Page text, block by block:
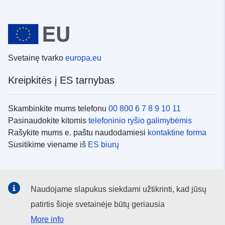
Svetainę tvarko europa.eu
Kreipkitės į ES tarnybas
Skambinkite mums telefonu 00 800 6 7 8 9 10 11
Pasinaudokite kitomis telefoninio ryšio galimybėmis
Rašykite mums e. paštu naudodamiesi kontaktine forma
Susitikime viename iš ES biurų
socialinių tinklų kanalai
Naudojame slapukus siekdami užtikrinti, kad jūsų
patirtis šioje svetainėje būtų geriausia
More info